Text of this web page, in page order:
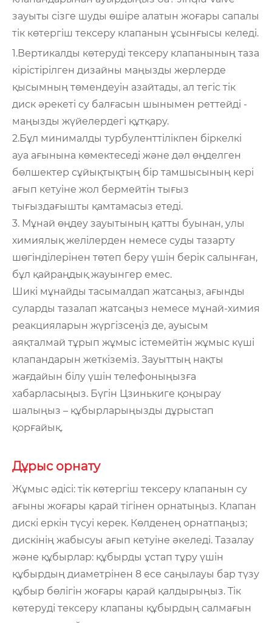
зауыты сізге шуды өшіре алатын жоғары сапалы
тік көтергіш тексеру клапанын ұсынғысы келеді.
1.Вертикалды көтеруді тексеру клапанының таза
кірістірілген дизайны маңызды жерлерде
қысымның төмендеуін азайтады, ал тегіс тік
диск әрекеті су балғасын шынымен реттейді -
маңызды жүйелердегі құтқару.
2.Бұл минималды турбуленттілікпен біркелкі
ауа ағынына көмектеседі және дәл өңделген
бөлшектер сұйықтықтың бір тамшысының кері
ағып кетуіне жол бермейтін тығыз
тығыздағышты қамтамасыз етеді.
3. Мұнай өңдеу зауытының қатты буынан, улы
химиялық желілерден немесе суды тазарту
шөгінділерінен төтеп беру үшін берік салынған,
бұл қайраңдық жауынгер емес.
Шикі мұнайды тасымалдап жатсаңыз, ағынды
суларды тазалап жатсаңыз немесе мұнай-химия
реакцияларын жүргізсеңіз де, ауысым
аяқталмай тұрып жұмыс істемейтін жұмыс күші
клапандарын жеткіземіз. Зауыттың нақты
жағдайын білу үшін телефоныңызға
хабарласыңыз. Бүгін Цзинькиге қоңырау
шалыңыз – құбырларыңызды дұрыстап
қорғайық.
Дұрыс орнату
Жұмыс әдісі: тік көтергіш тексеру клапанын су
ағыны жоғары қарай тігінен орнатыңыз. Клапан
дискі еркін түсуі керек. Көлденең орнатпаңыз;
дискінің жабысуы ағып кетуіне әкеледі. Тазалау
және құбырлар: құбырды ұстап тұру үшін
құбырдың диаметрінен 8 есе саңылауы бар түзу
құбыр бөлігін жоғары қарай қалдырыңыз. Тік
көтеруді тексеру клапаны құбырдың салмағын